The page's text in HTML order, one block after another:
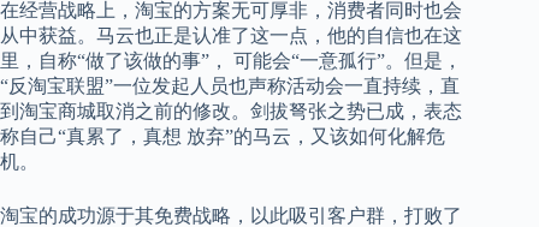
在经营战略上，淘宝的方案无可厚非，消费者同时也会
从中获益。马云也正是认准了这一点，他的自信也在这
里，自称“做了该做的事”， 可能会“一意孤行”。但是，
“反淘宝联盟”一位发起人员也声称活动会一直持续，直
到淘宝商城取消之前的修改。剑拔弩张之势已成，表态
称自己“真累了，真想 放弃”的马云，又该如何化解危
机。
淘宝的成功源于其免费战略，以此吸引客户群，打败了